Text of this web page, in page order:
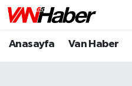
Anasayfa Van Haber
Nöbetçi Eczaneler